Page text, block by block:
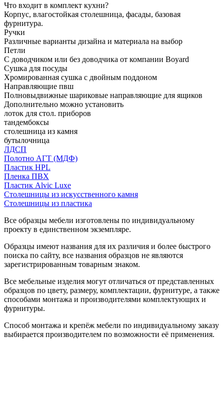
Что входит в комплект кухни?
Корпус, влагостойкая столешница, фасады, базовая
фурнитура.
Ручки
Различные варианты дизайна и материала на выбор
Петли
С доводчиком или без доводчика от компании Boyard
Сушка для посуды
Хромированная сушка с двойным поддоном
Направляющие пвш
Полновыдвижные шариковые направляющие для ящиков
Дополнительно можно установить
лоток для стол. приборов
тандембоксы
столешница из камня
бутылочница
ЛДСП
Полотно АГТ (МДФ)
Пластик HPL
Пленка ПВХ
Пластик Alvic Luxe
Столешницы из искусственного камня
Столешницы из пластика
Все образцы мебели изготовлены по индивидуальному
проекту в единственном экземпляре.
Образцы имеют названия для их различия и более быстрого
поиска по сайту, все названия образцов не являются
зарегистрированным товарным знаком.
Все мебельные изделия могут отличаться от представленных
образцов по цвету, размеру, комплектации, фурнитуре, а также
способами монтажа и производителями комплектующих и
фурнитуры.
Способ монтажа и крепёж мебели по индивидуальному заказу
выбирается производителем по возможности её применения.